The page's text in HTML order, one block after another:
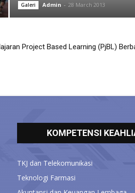
Galeri Admin - 28 March 2013
Project Based Learning (PjBL)
Sehat
KOMPETENSI
TKJ dan Telekomunikasi
Teknologi Farmasi